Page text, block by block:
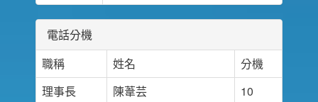
電話分機
職稱
姓名
分機
理事長
陳葦芸
10